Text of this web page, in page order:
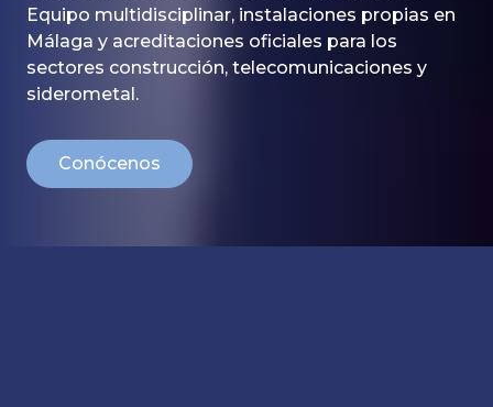
Equipo multidisciplinar, instalaciones propias en
Málaga y acreditaciones oficiales para los
sectores construcción, telecomunicaciones y
siderometal.
Conócenos